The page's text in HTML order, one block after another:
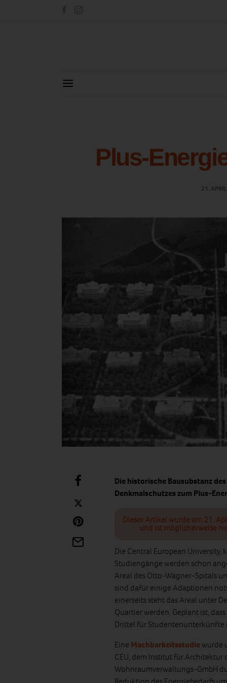
Plus-
21.
Die historische Bausubstanz
Denkmalschutzes zum Plus-
Dieser Artikel wurde am 21.
und ist möglicherweise
Die Central European University,
Studiengänge werden schon
Areal des Otto-Wagner-Spitals
sind dafür einige Adaptionen
einerseits steht das Areal unter
Quartier werden. Geplant ist,
Drittel für Studentenunterkünfte
Eine Machbarkeitsstudiewurde
CEU, dem Institut für Architektur
Wohnraumverwaltungs-GmbH